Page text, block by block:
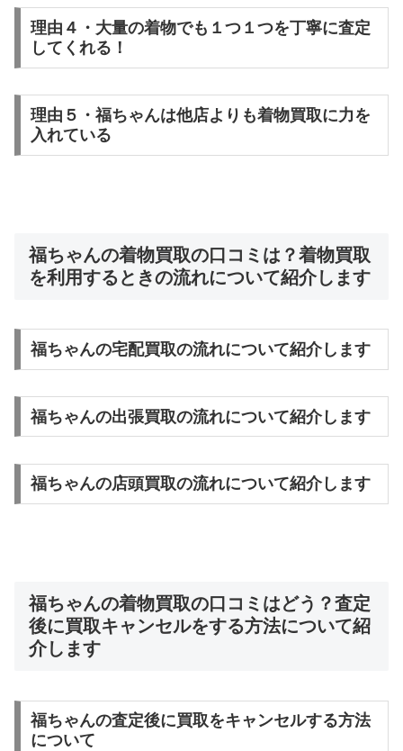
理由４・大量の着物でも１つ１つを丁寧に査定
してくれる！
理由５・福ちゃんは他店よりも着物買取に力を
入れている
福ちゃんの着物買取の口コミは？着物買取
を利用するときの流れについて紹介します
福ちゃんの宅配買取の流れについて紹介します
福ちゃんの出張買取の流れについて紹介します
福ちゃんの店頭買取の流れについて紹介します
福ちゃんの着物買取の口コミはどう？査定
後に買取キャンセルをする方法について紹
介します
福ちゃんの査定後に買取をキャンセルする方法
について